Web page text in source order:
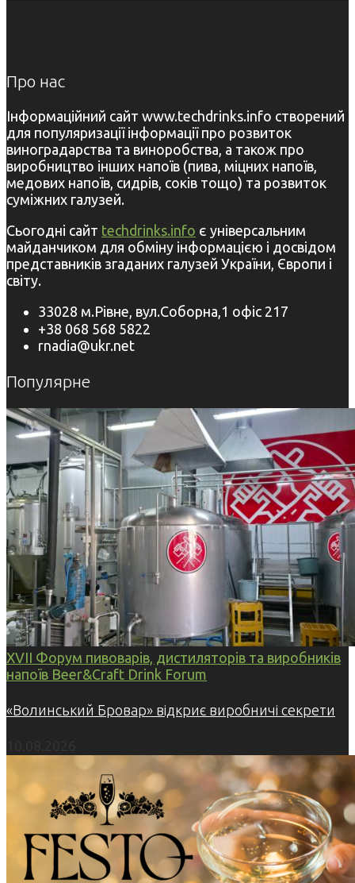
Про нас
Інформаційний сайт www.techdrinks.info створений
для популяризації інформації про розвиток
виноградарства та виноробства, а також про
виробництво інших напоїв (пива, міцних напоїв,
медових напоїв, сидрів, соків тощо) та розвиток
суміжних галузей.
Сьогодні сайт techdrinks.info є універсальним
майданчиком для обміну інформацією і досвідом
представників згаданих галузей України, Європи і
світу.
33028 м.Рівне, вул.Соборна,1 офіс 217
+38 068 568 5822
rnadia@ukr.net
Популярне
XVII Форум пивоварів, дистиляторів та виробників
напоїв Beer&Craft Drink Forum
«Волинський Бровар» відкриє виробничі секрети